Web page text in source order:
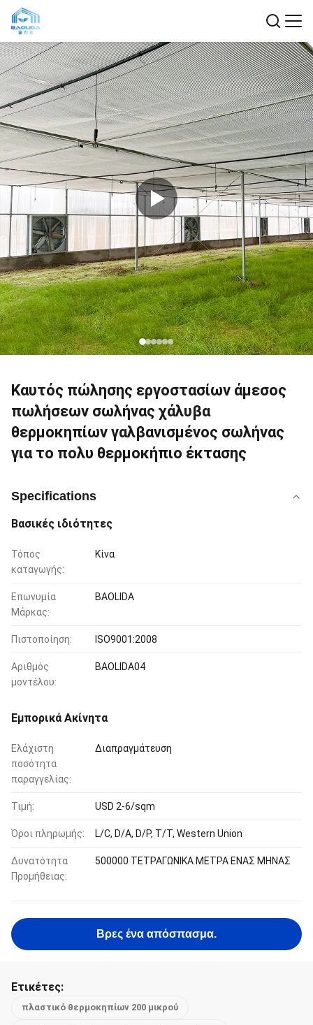
Καυτός πώλησης εργοστασίων άμεσος
πωλήσεων σωλήνας χάλυβα
θερμοκηπίων γαλβανισμένος σωλήνας
για το πολυ θερμοκήπιο έκτασης
Specifications
Βασικές ιδιότητες
Τόπος
καταγωγής:
Κίνα
Επωνυμία
Μάρκας:
BAOLIDA
Πιστοποίηση: ISO9001:2008
Αριθμός
μοντέλου:
BAOLIDA04
Εμπορικά Ακίνητα
Ελάχιστη
ποσότητα
παραγγελίας:
Διαπραγμάτευση
Τιμή: USD 2-6/sqm
Όροι πληρωμής: L/C, D/A, D/P, T/T, Western Union
Δυνατότητα
Προμήθειας:
500000 ΤΕΤΡΑΓΩΝΙΚΑ ΜΕΤΡΑ ΕΝΑΣ ΜΗΝΑΣ
Βρες ένα απόσπασμα.
Ετικέτες:
πλαστικό θερμοκηπίων 200 μικρού